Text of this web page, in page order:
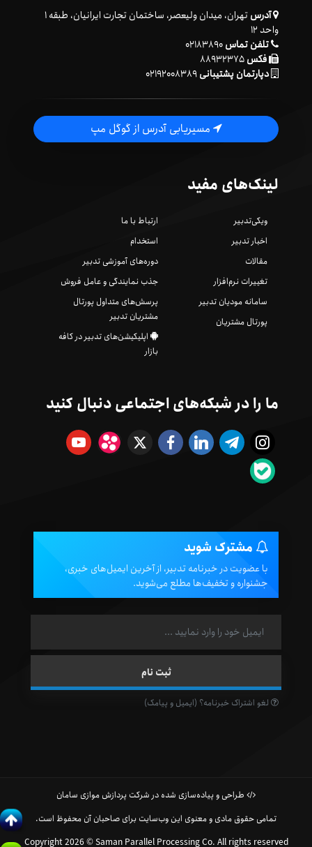
آدرس
تهران، میدان ولیعصر، ساختمان تجارت ایرانیان، طبقه ۱
واحد ۱۲
تلفن تماس۰۲۱۸۳۸۹۰
فکس۸۸۹۳۲۳۷۵
دپارتمان پشتیبانی۰۲۱۹۲۰۰۸۳۸۹
مسیریابی آدرس از گوگل مپ
لینک‌های مفید
ویکی‌تدبیر
اخبار تدبیر
مقالات
تغییرات نرم‌افزار
سامانه مودیان تدبیر
پورتال مشتریان
ارتباط با ما
استخدام
دوره‌های آموزشی تدبیر
جذب نمایندگی و عامل فروش
پرسش‌های متداول پورتال
مشتریان تدبیر
اپلیکیشن‌های تدبیر در کافه
بازار
ما را در شبکه‌های اجتماعی دنبال کنید
مشترک شوید
با عضویت در خبرنامه تدبیر، از آخرین ایمیل‌های خبری،
جشنواره و تخفیف‌ها مطلع می‌شوید.
لغو اشتراک خبرنامه؟ (ایمیل و پیامک)
طراحی و پیاده‌سازی شده در شرکت پردازش موازی سامان
تمامی حقوق مادی و معنوی این وب‌سایت برای صاحبان آن محفوظ است.
Copyright 2026 © Saman Parallel Processing Co. All rights reserved